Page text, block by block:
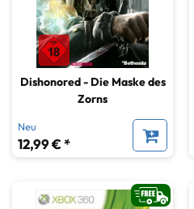
Dishonored - Die Maske des
Zorns
Neu
12,99 € *